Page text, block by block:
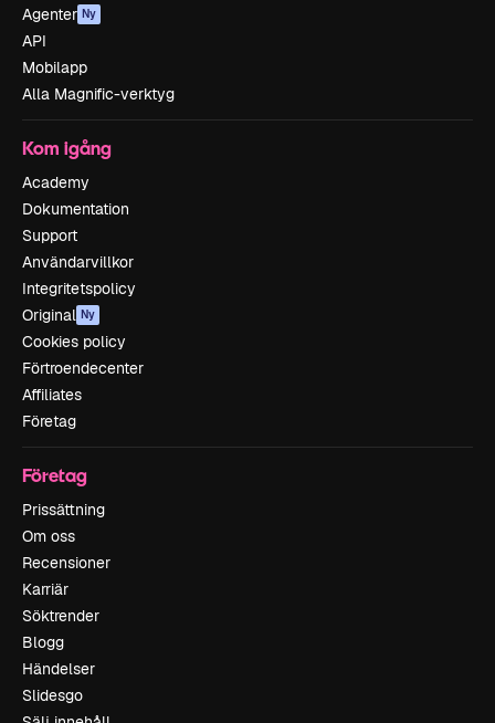
Agenter Ny
API
Mobilapp
Alla Magnific-verktyg
Kom igång
Academy
Dokumentation
Support
Användarvillkor
Integritetspolicy
Original Ny
Cookies policy
Förtroendecenter
Affiliates
Företag
Företag
Prissättning
Om oss
Recensioner
Karriär
Söktrender
Blogg
Händelser
Slidesgo